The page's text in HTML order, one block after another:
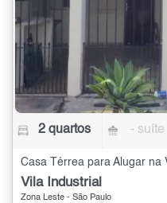
2 quartos - suíte
Vila Industrial
Zona Leste - São Paulo